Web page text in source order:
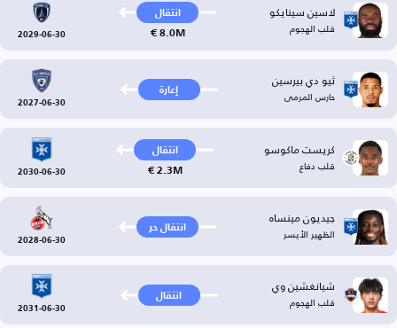
لاسين سينايكو
قلب الهجوم
انتقال
8.0M €
2029-06-30
ثيو دي بيرسين
حارس المرمى إعارة
2027-06-30
كريست ماكوسو
قلب دفاع
انتقال
2.3M €
2030-06-30
جيديون مينساه
الظهير الأيسر انتقال حر
2028-06-30
شيانغشين وي
قلب الهجوم انتقال
2031-06-30